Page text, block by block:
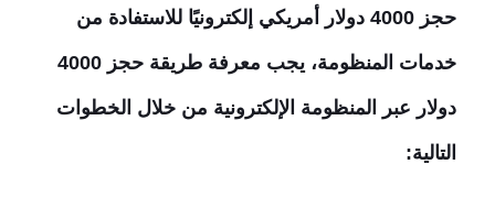
حجز 4000 دولار أمريكي إلكترونيًا للاستفادة من
خدمات المنظومة، يجب معرفة طريقة حجز 4000
دولار عبر المنظومة الإلكترونية من خلال الخطوات
التالية: